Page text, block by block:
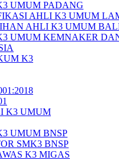
UMUM PADANG
AHLI K3 UMUM
AHLI K3 UMUM
UMUM KEMNAKER
K3
K3 UMUM
UMUM BNSP
SMK3 BNSP
K3 MIGAS